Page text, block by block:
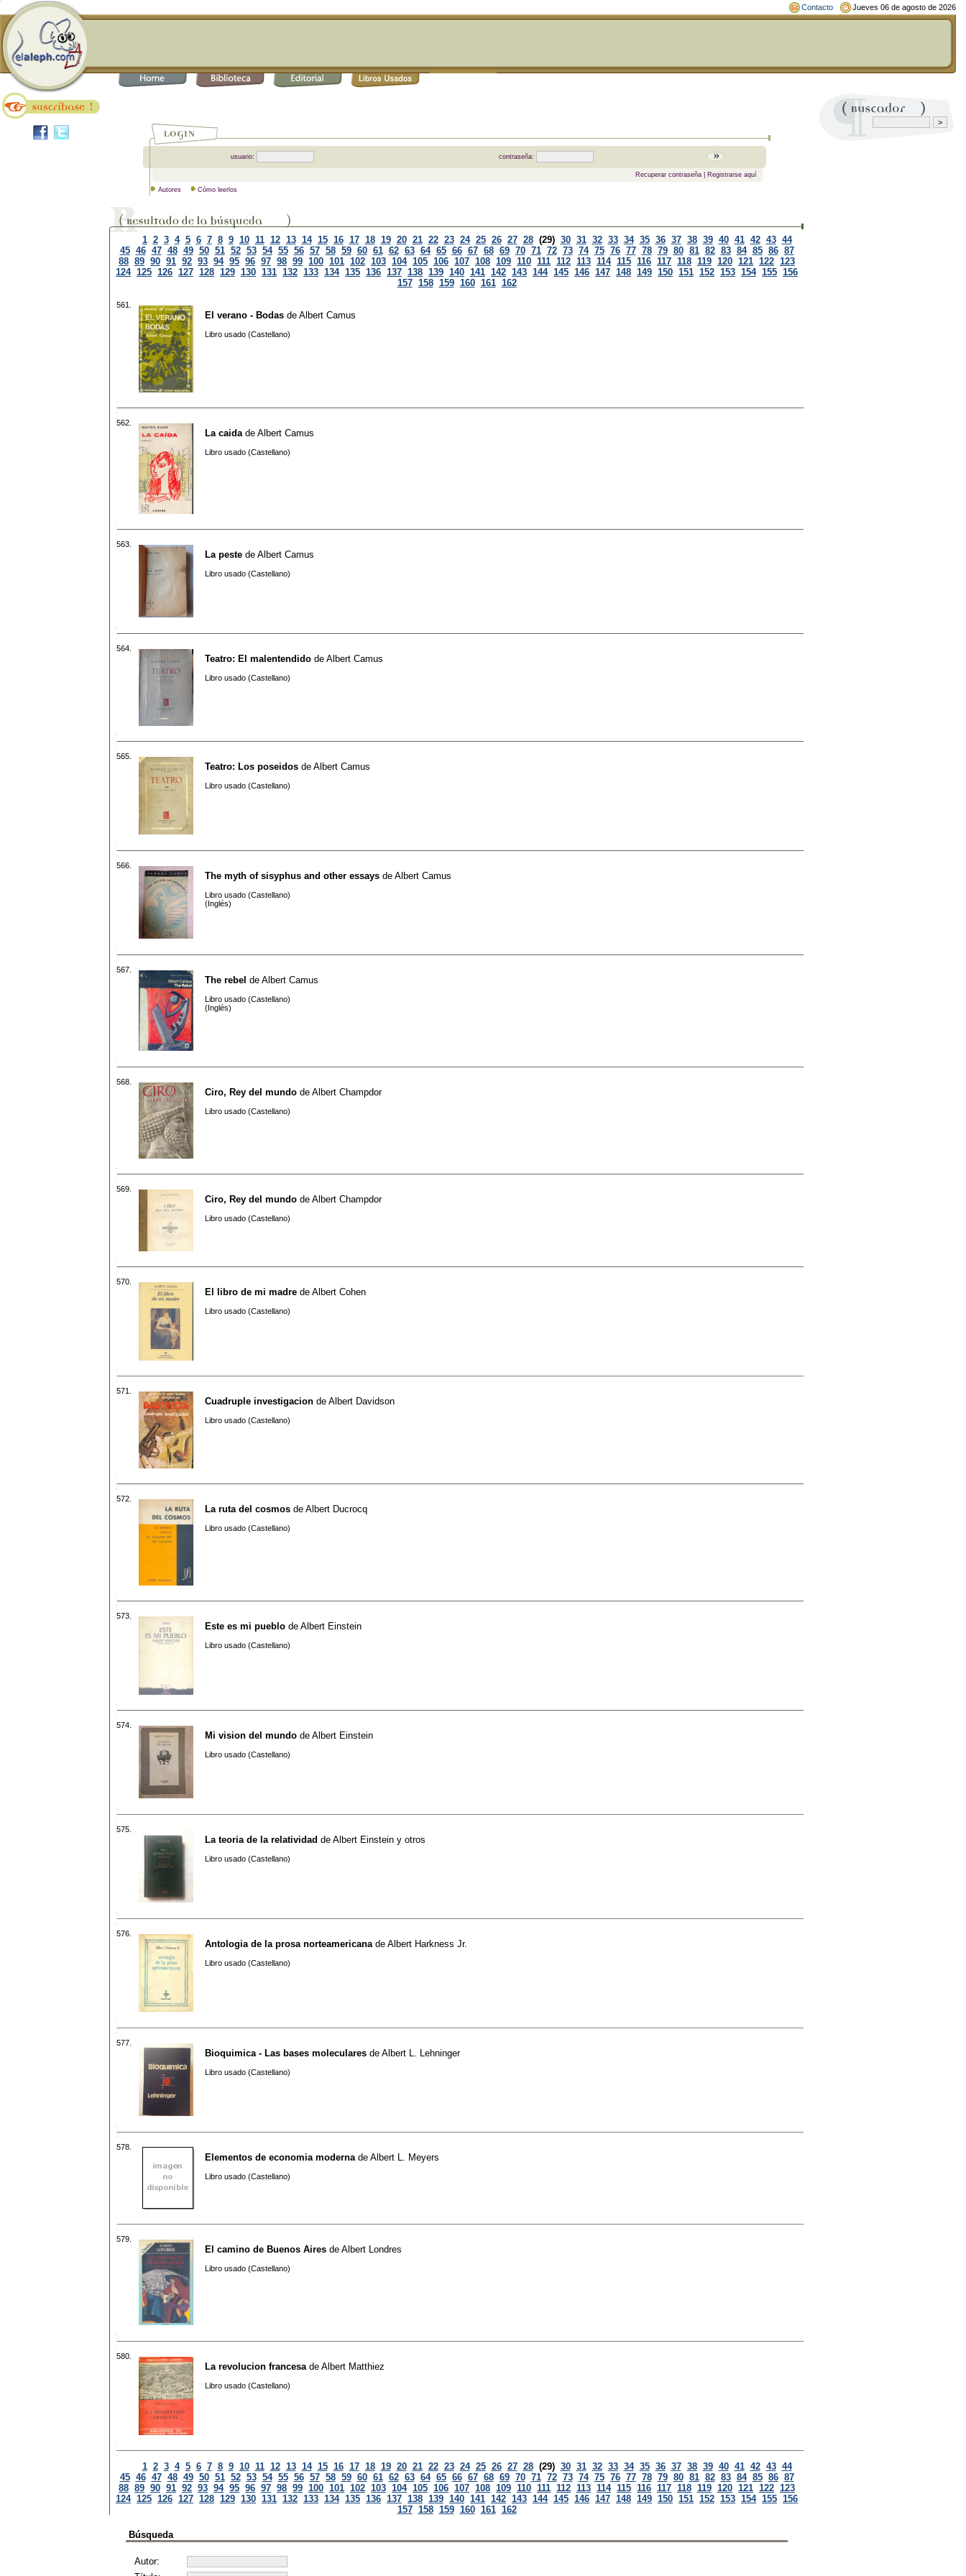
Contacto Jueves 06 de agosto de 2026
usuario: contraseña:
Recuperar contraseña| Registrarse aquí
Autores Cómo leerlos
1 2 3 4 5 6 7 8 9 10 11 12 13 14 15 16 17 18 19 20 21 22 23 24 25 26 27 28 (29) 30 31 32 33 34 35 36 37 38 39 40 41 42 43 44
45 46 47 48 49 50 51 52 53 54 55 56 57 58 59 60 61 62 63 64 65 66 67 68 69 70 71 72 73 74 75 76 77 78 79 80 81 82 83 84 85 86 87
88 89 90 91 92 93 94 95 96 97 98 99 100 101 102 103 104 105 106 107 108 109 110 111 112 113 114 115 116 117 118 119 120 121 122 123
124 125 126 127 128 129 130 131 132 133 134 135 136 137 138 139 140 141 142 143 144 145 146 147 148 149 150 151 152 153 154 155 156
157 158 159 160 161 162
561.
El verano - Bodas de Albert Camus
Libro usado (Castellano)
562.
La caida de Albert Camus
Libro usado (Castellano)
563.
La peste de Albert Camus
Libro usado (Castellano)
564.
Teatro: El malentendido de Albert Camus
Libro usado (Castellano)
565.
Teatro: Los poseidos de Albert Camus
Libro usado (Castellano)
566.
The myth of sisyphus and other essays de Albert Camus
Libro usado (Castellano)
(Inglés)
567.
The rebel de Albert Camus
Libro usado (Castellano)
(Inglés)
568.
Ciro, Rey del mundo de Albert Champdor
Libro usado (Castellano)
569.
Ciro, Rey del mundo de Albert Champdor
Libro usado (Castellano)
570.
El libro de mi madre de Albert Cohen
Libro usado (Castellano)
571.
Cuadruple investigacion de Albert Davidson
Libro usado (Castellano)
572.
La ruta del cosmos de Albert Ducrocq
Libro usado (Castellano)
573.
Este es mi pueblo de Albert Einstein
Libro usado (Castellano)
574.
Mi vision del mundo de Albert Einstein
Libro usado (Castellano)
575.
La teoria de la relatividad de Albert Einstein y otros
Libro usado (Castellano)
576.
Antologia de la prosa norteamericana de Albert Harkness Jr.
Libro usado (Castellano)
577.
Bioquimica - Las bases moleculares de Albert L. Lehninger
Libro usado (Castellano)
578.
Elementos de economia moderna de Albert L. Meyers
Libro usado (Castellano)
579.
El camino de Buenos Aires de Albert Londres
Libro usado (Castellano)
580.
La revolucion francesa de Albert Matthiez
Libro usado (Castellano)
1 2 3 4 5 6 7 8 9 10 11 12 13 14 15 16 17 18 19 20 21 22 23 24 25 26 27 28 (29) 30 31 32 33 34 35 36 37 38 39 40 41 42 43 44
45 46 47 48 49 50 51 52 53 54 55 56 57 58 59 60 61 62 63 64 65 66 67 68 69 70 71 72 73 74 75 76 77 78 79 80 81 82 83 84 85 86 87
88 89 90 91 92 93 94 95 96 97 98 99 100 101 102 103 104 105 106 107 108 109 110 111 112 113 114 115 116 117 118 119 120 121 122 123
124 125 126 127 128 129 130 131 132 133 134 135 136 137 138 139 140 141 142 143 144 145 146 147 148 149 150 151 152 153 154 155 156
157 158 159 160 161 162
Búsqueda
Autor: